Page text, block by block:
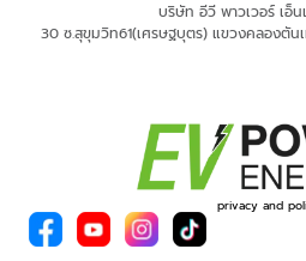
บริษัท อีวี พาวเวอร์ เอ็
30 ซ.สุขุมวิท61(เศรษฐบุตร) แขวงคลองตัน
privacy and